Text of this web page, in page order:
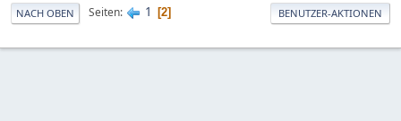
NACH OBEN Seiten 1 2 BENUTZER-AKTIONEN